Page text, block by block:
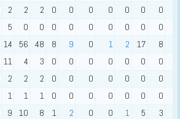
2 2 2 0 0 0 0 0 0 0
5 0 0 0 0 0 0 0 0 0
14 56 48 8 9 0 1 2 17 8
11 4 3 0 0 0 0 0 0 0
2 2 2 0 0 0 0 0 0 0
1 1 1 0 0 0 0 0 0 0
9 10 8 1 2 0 0 1 5 3